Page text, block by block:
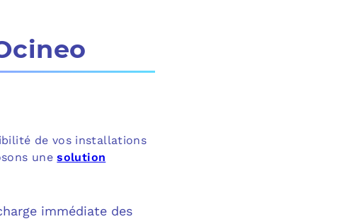
de vos installations
unesolution
immédiate des